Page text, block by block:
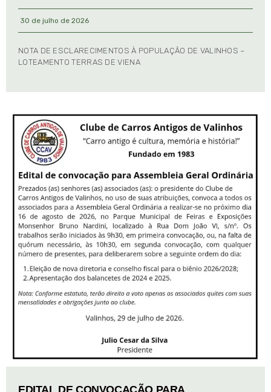
30 de julho de 2026
NOTA DE ESCLARECIMENTOS À POPULAÇÃO DE VALINHOS –
LOTEAMENTO TERRAS DE VIENA